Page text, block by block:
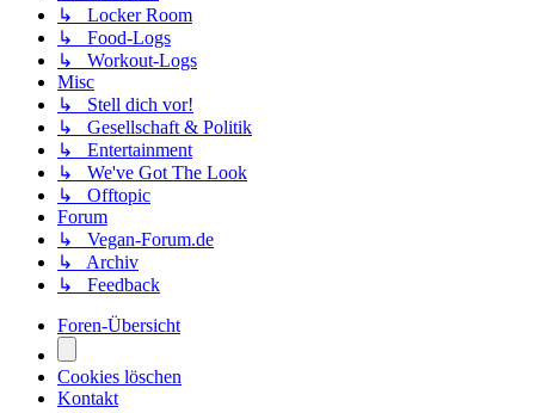
↳ Locker Room
↳ Food-Logs
↳ Workout-Logs
Misc
↳ Stell dich vor!
↳ Gesellschaft & Politik
↳ Entertainment
↳ We've Got The Look
↳ Offtopic
Forum
↳ Vegan-Forum.de
↳ Archiv
↳ Feedback
Foren-Übersicht
Cookies löschen
Kontakt